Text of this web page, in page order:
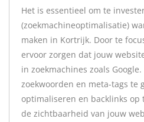
Het is essentieel om te
(zoekmachineoptimalisatie)
maken in Kortrijk. Door te
ervoor zorgen dat jouw
in zoekmachines zoals
zoekwoorden en meta-tags te
optimaliseren en backlinks op
de zichtbaarheid van jouw